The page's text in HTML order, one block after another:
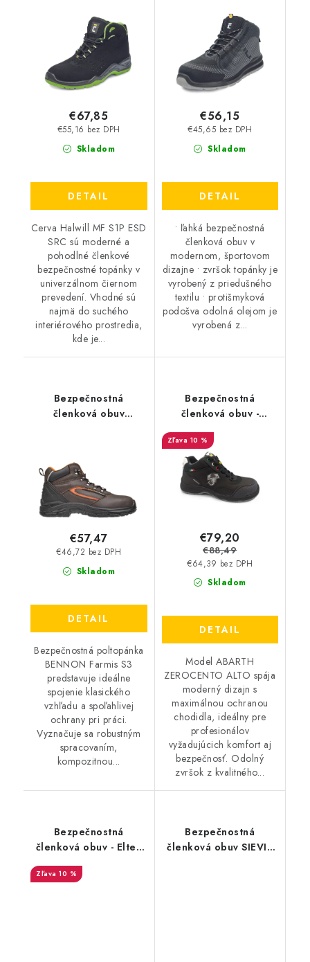
ESD SRC - čierne
Skladom
€55,16 bez DPH
€67,85
DETAIL
Cerva Halwill MF S1P ESD
SRC sú moderné a
pohodlné členkové
bezpečnostné topánky v
univerzálnom čiernom
prevedení. Vhodné sú
najmä do suchého
interiérového prostredia,
kde je...
SRC
Skladom
€45,65 bez DPH
€56,15
DETAIL
• ľahká bezpečnostná
členková obuv v
modernom, športovom
dizajne • zvršok topánky je
vyrobený z priedušného
textilu • protišmyková
podošva odolná olejom je
vyrobená z...
Bezpečnostná
členková obuv
Skladom
€46,72 bez DPH
€57,47
DETAIL
Bezpečnostná poltopánka
BENNON Farmis S3
predstavuje ideálne
spojenie klasického
vzhľadu a spoľahlivej
ochrany pri práci.
Vyznačuje sa robustným
spracovaním,
kompozitnou...
Bezpečnostná
členková obuv -
ABARTH ZEROCENTO
ALTO S3 - čierna
AB0003AL
10 %
Skladom
€64,39 bez DPH
€79,20
€88,49
DETAIL
Model ABARTH
ZEROCENTO ALTO spája
moderný dizajn s
maximálnou ochranou
chodidla, ideálny pre
profesionálov
vyžadujúcich komfort aj
bezpečnosť. Odolný
zvršok z kvalitného...
Bezpečnostná
členková obuv - Elten
čierna 36641
10 %
Bezpečnostná
členková obuv SIEVI -